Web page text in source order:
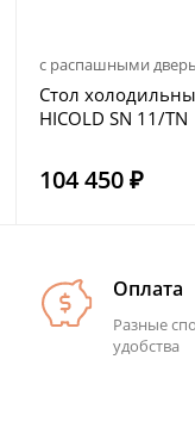
с распашными
Стол
HICOLD SN 11/TN
104 450 ₽
Оплата
Разные
удобства